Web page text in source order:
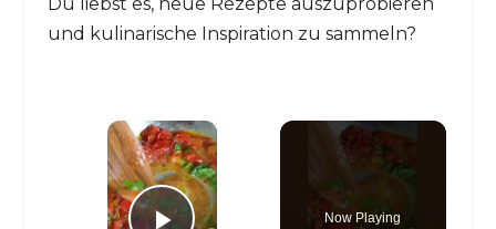
und kulinarische Inspiration zu sammeln?
×
Now Playing